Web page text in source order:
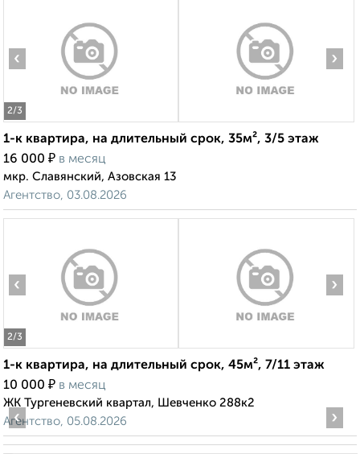
2/3
‹ ›
1-к квартира, на длительный срок, 35м², 3/5 этаж
16 000 ₽ в месяц
мкр. Славянский, Азовская 13
Агентство, 03.08.2026
2/3
‹ ›
1-к квартира, на длительный срок, 45м², 7/11 этаж
10 000 ₽ в месяц
ЖК Тургеневский квартал, Шевченко 288к2
Агентство, 05.08.2026
‹ ›